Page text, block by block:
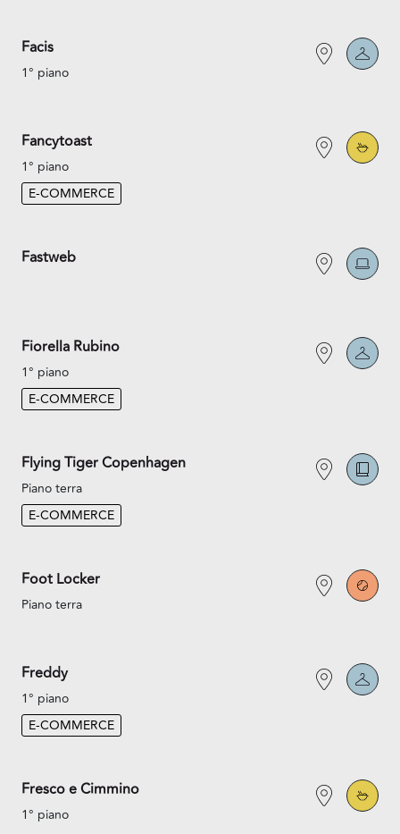
Facis
1° piano
Fancytoast
1° piano
E-COMMERCE
Fastweb
Fiorella Rubino
1° piano
E-COMMERCE
Flying Tiger Copenhagen
Piano terra
E-COMMERCE
Foot Locker
Piano terra
Freddy
1° piano
E-COMMERCE
Fresco e Cimmino
1° piano